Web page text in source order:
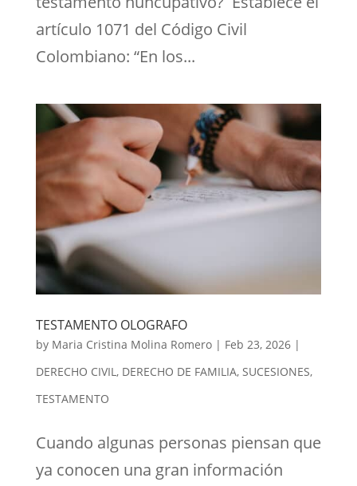
artículo 1071 del Código Civil
Colombiano: “En los...
TESTAMENTO OLOGRAFO
by Maria Cristina Molina Romero| Feb 23, 2026|
DERECHO CIVIL , DERECHO DE FAMILIA, SUCESIONES,
TESTAMENTO
Cuando algunas personas piensan que
ya conocen una gran información